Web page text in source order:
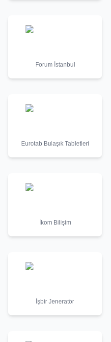
Forum İstanbul
Eurotab Bulaşık Tabletleri
İkom Bilişim
İşbir Jeneratör